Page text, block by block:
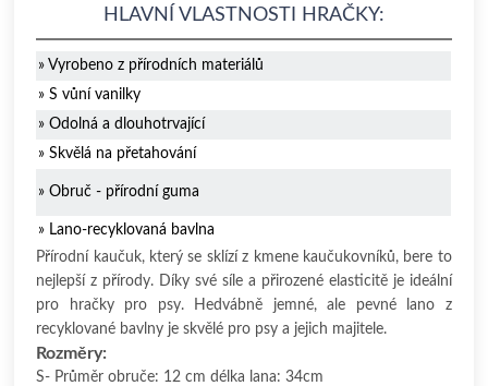
HLAVNÍ VLASTNOSTI HRAČKY:
» Vyrobeno z přírodních materiálů
» S vůní vanilky
» Odolná a dlouhotrvající
» Skvělá na přetahování
» Obruč - přírodní guma
» Lano-recyklovaná bavlna
Přírodní kaučuk, který se sklízí z kmene kaučukovníků, bere to
nejlepší z přírody. Díky své síle a přirozené elasticitě je ideální
pro hračky pro psy. Hedvábně jemné, ale pevné lano z
recyklované bavlny je skvělé pro psy a jejich majitele.
Rozměry:
S- Průměr obruče: 12 cm délka lana: 34cm